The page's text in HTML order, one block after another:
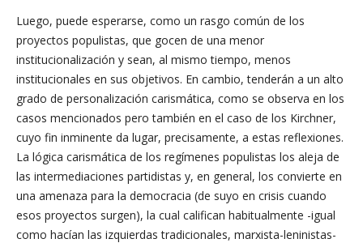
Luego, puede esperarse, como un rasgo común de los
proyectos populistas, que gocen de una menor
institucionalización y sean, al mismo tiempo, menos
institucionales en sus objetivos. En cambio, tenderán a un alto
grado de personalización carismática, como se observa en los
casos mencionados pero también en el caso de los Kirchner,
cuyo fin inminente da lugar, precisamente, a estas reflexiones.
La lógica carismática de los regímenes populistas los aleja de
las intermediaciones partidistas y, en general, los convierte en
una amenaza para la democracia (de suyo en crisis cuando
esos proyectos surgen), la cual califican habitualmente -igual
como hacían las izquierdas tradicionales, marxista-leninistas-